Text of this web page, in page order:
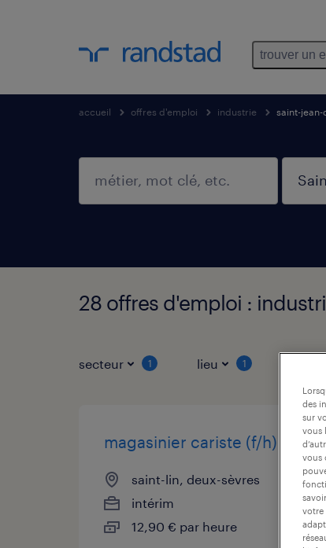
trouver un
accueil offres d'emploi industrie saint-
28 offres d'emploi :
secteur 1 lieu 1
magasinier cariste (f/h)
saint-lin, deux-sèvres
intérim
12,90 € par heure
des
sur
vous
vous
votre